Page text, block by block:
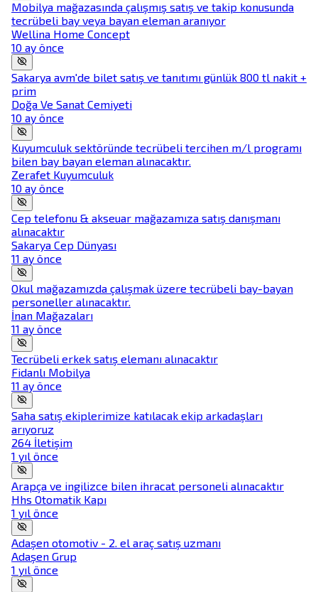
Mobilya mağazasında çalışmış satış ve takip konusunda
tecrübeli bay veya bayan eleman aranıyor
Wellina Home Concept
10 ay önce
Sakarya avm'de bilet satış ve tanıtımı günlük 800 tl nakit +
prim
Doğa Ve Sanat Cemiyeti
10 ay önce
Kuyumculuk sektöründe tecrübeli tercihen m/l programı
bilen bay bayan eleman alınacaktır.
Zerafet Kuyumculuk
10 ay önce
Cep telefonu & akseuar mağazamıza satış danışmanı
alınacaktır
Sakarya Cep Dünyası
11 ay önce
Okul mağazamızda çalışmak üzere tecrübeli bay-bayan
personeller alınacaktır.
İnan Mağazaları
11 ay önce
Tecrübeli erkek satış elemanı alınacaktır
Fidanlı Mobilya
11 ay önce
Saha satış ekiplerimize katılacak ekip arkadaşları
arıyoruz
264 İletişim
1 yıl önce
Arapça ve ingilizce bilen ihracat personeli alınacaktır
Hhs Otomatik Kapı
1 yıl önce
Adaşen otomotiv - 2. el araç satış uzmanı
Adaşen Grup
1 yıl önce